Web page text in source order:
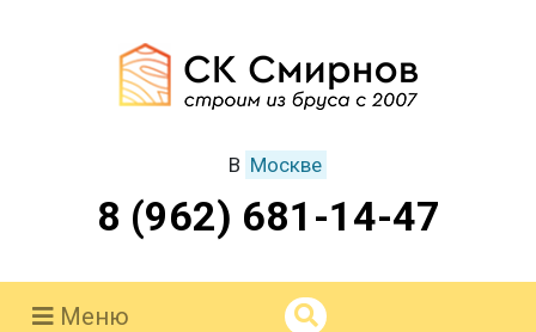
В Москве
8 (962) 681-14-47
Меню